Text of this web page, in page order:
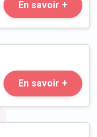
En savoir +
En savoir +